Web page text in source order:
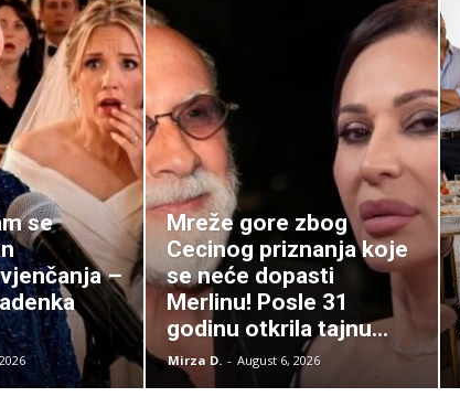
se
–
Mreže gore zbog
Cecinog priznanja koje
se neće dopasti
Merlinu! Posle 31
godinu otkrila tajnu...
Mirza D. - August 6, 2026